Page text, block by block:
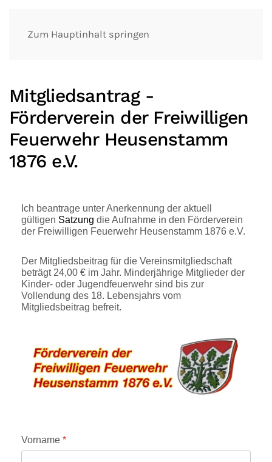
Zum Hauptinhalt springen
Mitgliedsantrag -
Förderverein der Freiwilligen
Feuerwehr Heusenstamm
1876 e.V.
Ich beantrage unter Anerkennung der aktuell
gültigen Satzung die Aufnahme in den Förderverein
der Freiwilligen Feuerwehr Heusenstamm 1876 e.V.
Der Mitgliedsbeitrag für die Vereinsmitgliedschaft
beträgt 24,00 € im Jahr. Minderjährige Mitglieder der
Kinder- oder Jugendfeuerwehr sind bis zur
Vollendung des 18. Lebensjahrs vom
Mitgliedsbeitrag befreit.
Vorname *